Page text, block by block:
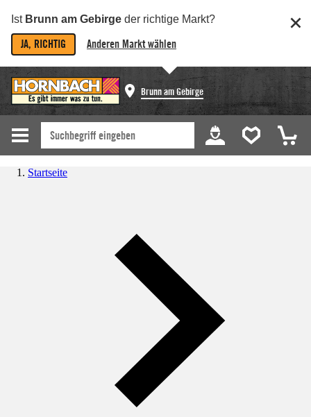
Ist Brunn am Gebirge der richtige Markt?
JA, RICHTIG Anderen Markt wählen
Brunn am Gebirge
Startseite